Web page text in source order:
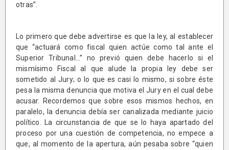
otras”.
Lo primero que debe advertirse es que la ley, al establecer
que “actuará como fiscal quien actúe como tal ante el
Superior Tribunal…” no previó quien debe hacerlo si el
mismísimo Fiscal al que alude la propia ley debe ser
sometido al Jury; o lo que es casi lo mismo, si sobre éste
pesa la misma denuncia que motiva el Jury en el cual debe
acusar. Recordemos que sobre esos mismos hechos, en
paralelo, la denuncia debía ser canalizada mediante juicio
político. La circunstancia de que se lo haya apartado del
proceso por una cuestión de competencia, no empece a
que, al momento de la apertura, aún pesaba sobre “quien